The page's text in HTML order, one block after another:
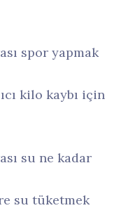
spor yapmak
kilo kaybı için
su ne kadar
su tüketmek